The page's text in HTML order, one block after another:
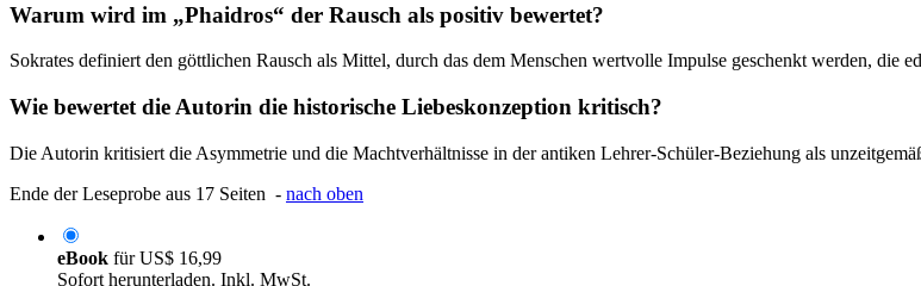
Warum wird im „Phaidros“ der Rausch als positiv bewertet?
Sokrates definiert den göttlichen Rausch als Mittel, durch das dem Menschen wertvolle Impulse geschenkt werden, die
Wie bewertet die Autorin die historische Liebeskonzeption kritisch?
Die Autorin kritisiert die Asymmetrie und die Machtverhältnisse in der antiken Lehrer-Schüler-Beziehung als
Ende der Leseprobe aus 17 Seiten - nach oben
eBook fürUS$ 16,99
Sofort herunterladen. Inkl. MwSt.